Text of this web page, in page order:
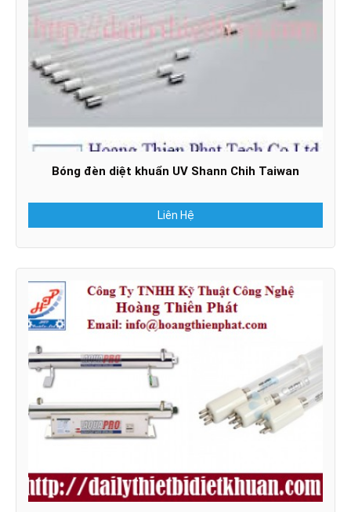
Bóng đèn diệt khuẩn UV Shann Chih Taiwan
Liên Hệ